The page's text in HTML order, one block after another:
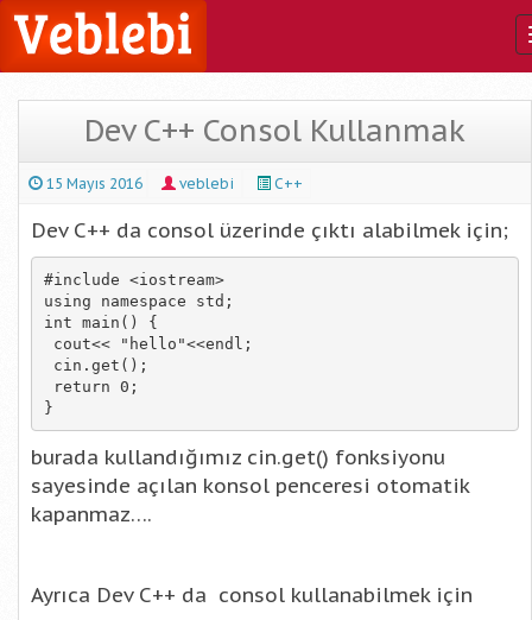
Dev C++ Consol Kullanmak
15 Mayıs 2016 veblebi C++
Dev C++ da consol üzerinde çıktı alabilmek için;
#include <iostream>
using namespace std;
int main() {
cout<< "hello"<<endl;
cin.get();
return 0;
}
burada kullandığımız cin.get() fonksiyonu
sayesinde açılan konsol penceresi otomatik
kapanmaz….
Ayrıca Dev C++ da consol kullanabilmek için